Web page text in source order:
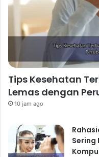
Tips Kesehatan
Lemas dengan
10 jam ago
Sering